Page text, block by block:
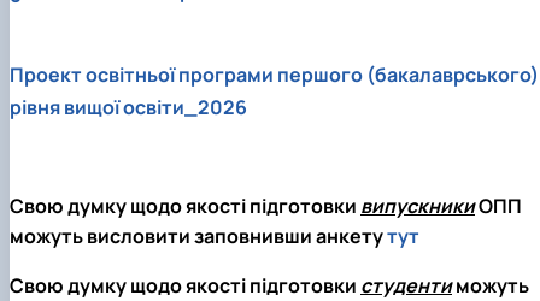
Проект освітньої програми першого (бакалаврського)
рівня вищої освіти_2026
Свою думку щодо якості підготовки випускникиОПП
можуть висловити заповнивши анкетутут
Свою думку щодо якості підготовки студентиможуть